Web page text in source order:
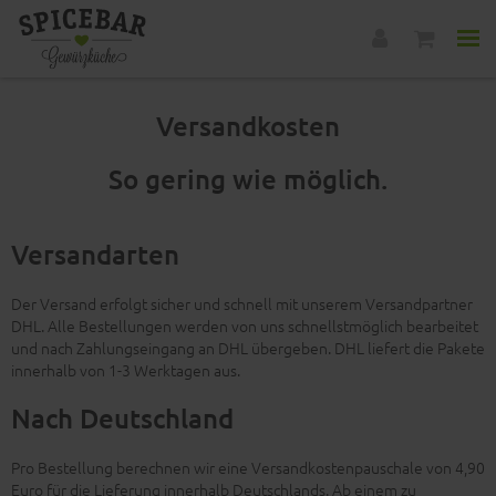
Versandkosten
So gering wie möglich.
Versandarten
Der Versand erfolgt sicher und schnell mit unserem Versandpartner
DHL. Alle Bestellungen werden von uns schnellstmöglich bearbeitet
und nach Zahlungseingang an DHL übergeben. DHL liefert die Pakete
innerhalb von 1-3 Werktagen aus.
Nach Deutschland
Pro Bestellung berechnen wir eine Versandkostenpauschale von 4,90
Euro für die Lieferung innerhalb Deutschlands. Ab einem zu